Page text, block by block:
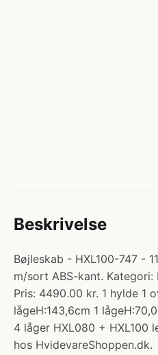
Beskrivelse
Bøjleskab - HXL100-747 -
m/sort ABS-kant. Kategori:
Pris: 4490.00 kr. 1 hylde 1
lågeH:143,6cm 1
4 låger HXL080 + HXL100
hos HvidevareShoppen.dk.